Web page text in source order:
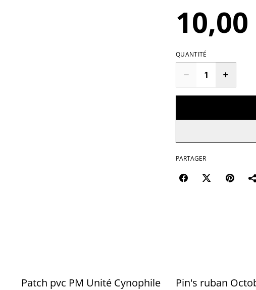
QUANTITÉ
PARTAGER
Patch pvc PM Unité Cynophile
Pin's ruban